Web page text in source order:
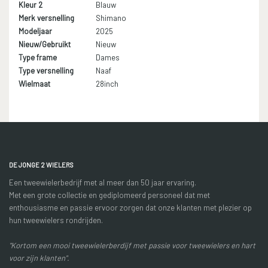
Kleur 2
Blauw
Merk versnelling
Shimano
Modeljaar
2025
Nieuw/Gebruikt
Nieuw
Type frame
Dames
Type versnelling
Naaf
Wielmaat
28inch
DE JONGE 2 WIELERS
Een tweewielerbedrijf met al meer dan 50 jaar ervaring.
Met een grote collectie en gediplomeerd personeel dat met
enthousiasme en passie ervoor zorgen dat onze klanten met plezier op
hun tweewielers rondrijden.
"Kortom een mooi tweewielerberdijf met passie voor tweewielers en hart
voor zijn klanten".